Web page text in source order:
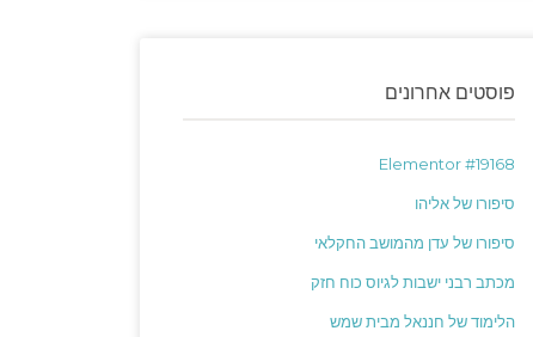
פוסטים אחרונים
Elementor #19168
סיפורו של אליהו
סיפורו של עדן מהמושב החקלאי
מכתב רבני ישבות לגיוס כוח חזק
הלימוד של חננאל מבית שמש